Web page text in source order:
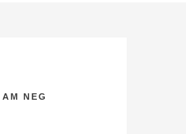
NEG